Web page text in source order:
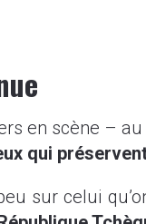
en scène –
qui
sur celui